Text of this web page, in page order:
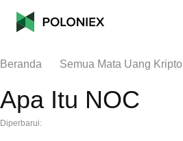
Beranda Semua Mata Uang Kripto
Apa Itu NOC
Diperbarui: